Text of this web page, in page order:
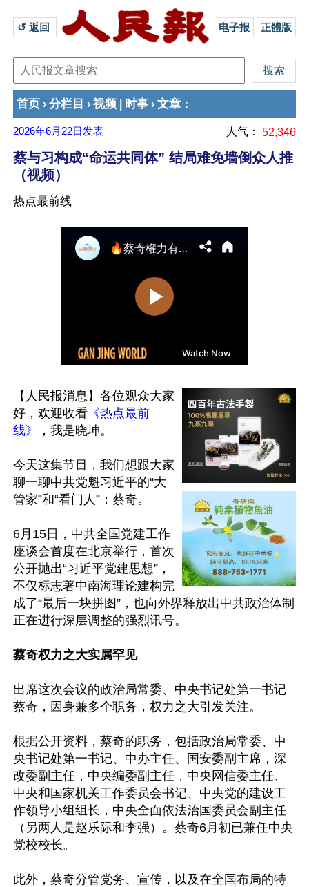
↺ 返回 电子报 正體版
首页 › 分栏目 › 视频 时事 › 文章 ：
2026年6月22日 发表 人气： 52,346
蔡与习构成“命运共同体” 结局难免墙倒众人推
（视频）
热点最前线
【人民报消息】各位观众大家
好，欢迎收看 《热点最前
线》
，我是晓坤。
今天这集节目，我们想跟大家
聊一聊中共党魁习近平的“大
管家”和“看门人”：蔡奇。
6月15日，中共全国党建工作
座谈会首度在北京举行，首次
公开抛出“习近平党建思想”，
不仅标志著中南海理论建构完
成了“最后一块拼图”，也向外界释放出中共政治体制
正在进行深层调整的强烈讯号。
蔡奇权力之大实属罕见
出席这次会议的政治局常委、中央书记处第一书记
蔡奇，因身兼多个职务，权力之大引发关注。
根据公开资料，蔡奇的职务，包括政治局常委、中
央书记处第一书记、中办主任、国安委副主席，深
改委副主任，中央编委副主任，中央网信委主任、
中央和国家机关工作委员会书记、中央党的建设工
作领导小组组长，中央全面依法治国委员会副主任
（另两人是赵乐际和李强）。蔡奇6月初已兼任中央
党校校长。
此外，蔡奇分管党务、宣传，以及在全国布局的特